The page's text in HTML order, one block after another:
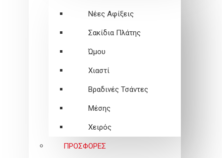
Νέες Αφίξεις
Σακίδια Πλάτης
Ώμου
Χιαστί
Βραδινές Τσάντες
Μέσης
Χειρός
ΠΡΟΣΦΟΡΕΣ